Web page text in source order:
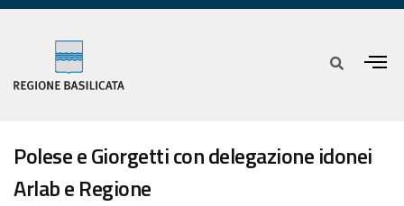
Polese e Giorgetti con delegazione idonei
Arlab e Regione